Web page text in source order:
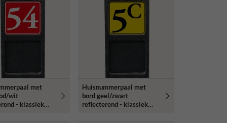
met
wit
- klassiek
Huisnummerpaal met
bord geel/zwart
reflecterend - klassiek